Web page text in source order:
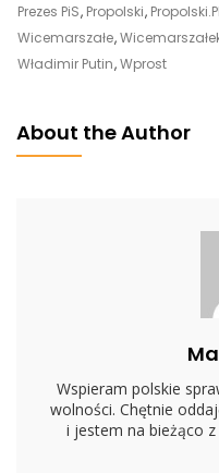
Prezes PiS, Propolski, Propolski.pl
Wicemarszałe,
Władimir Putin,Wprost
About the Author
Wspieram polskie
wolności. Chętnie
i jestem na bieżąco